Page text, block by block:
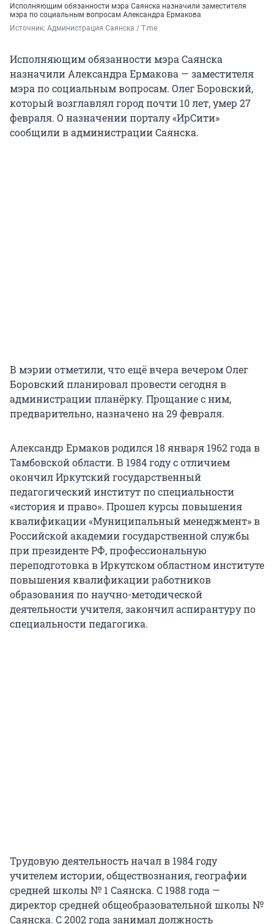
Исполняющим обязанности мэра Саянска назначили заместителя
мэра по социальным вопросам Александра Ермакова
Источник: Администрация Саянска / T.me
Исполняющим обязанности мэра Саянска
назначили Александра Ермакова — заместителя
мэра по социальным вопросам. Олег Боровский,
который возглавлял город почти 10 лет, умер 27
февраля. О назначении порталу «ИрСити»
сообщили в администрации Саянска.
В мэрии отметили, что ещё вчера вечером Олег
Боровский планировал провести сегодня в
администрации планёрку. Прощание с ним,
предварительно, назначено на 29 февраля.
Александр Ермаков родился 18 января 1962 года в
Тамбовской области. В 1984 году с отличием
окончил Иркутский государственный
педагогический институт по специальности
«история и право». Прошел курсы повышения
квалификации «Муниципальный менеджмент» в
Российской академии государственной службы
при президенте РФ, профессиональную
переподготовка в Иркутском областном институте
повышения квалификации работников
образования по научно-методической
деятельности учителя, закончил аспирантуру по
специальности педагогика.
Трудовую деятельность начал в 1984 году
учителем истории, обществознания, географии
средней школы № 1 Саянска. С 1988 года —
директор средней общеобразовательной школы №
Саянска. С 2002 года занимал должность